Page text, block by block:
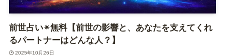
前世占い✴︎無料【前世の影響と、あなたを支えてくれ
るパートナーはどんな人？】
2025年10月26日